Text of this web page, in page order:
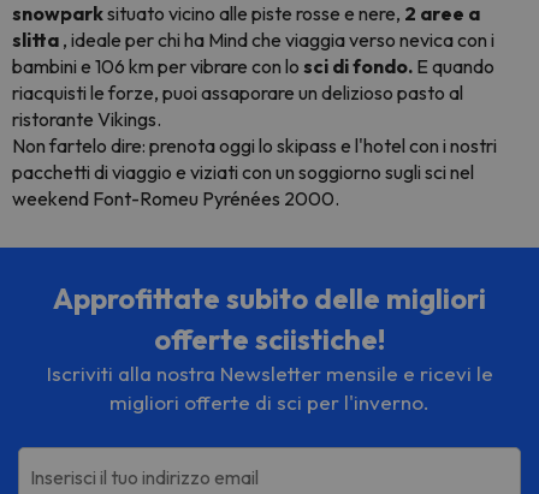
snowparksituato vicino alle piste rosse e nere, 2 aree a
slitta , ideale per chi ha Mind che viaggia verso nevica con i
bambini e 106 km per vibrare con lo sci di fondo. E quando
riacquisti le forze, puoi assaporare un delizioso pasto al
ristorante Vikings.
Non fartelo dire: prenota oggi lo skipass e l'hotel con i nostri
pacchetti di viaggio e viziati con un soggiorno sugli sci nel
weekend Font-Romeu Pyrénées 2000.
Approfittate subito delle migliori
offerte sciistiche!
Iscriviti alla nostra Newsletter mensile e ricevi le
migliori offerte di sci per l'inverno.
Inserisci il tuo indirizzo email